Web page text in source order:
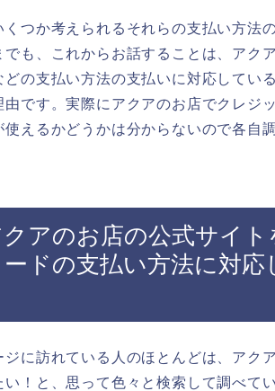
くつか考えられるそれらの支払い方法
でも、これからお話することは、アク
の支払い方法の支払いに対応してい
です。実際にアクアのお店でクレジ
えるかどうかは分からないので各自
アのお店の公式サイ
ドの支払い方法に対
ジに訪れている人のほとんどは、アク
！と、思って色々と検索して調べて